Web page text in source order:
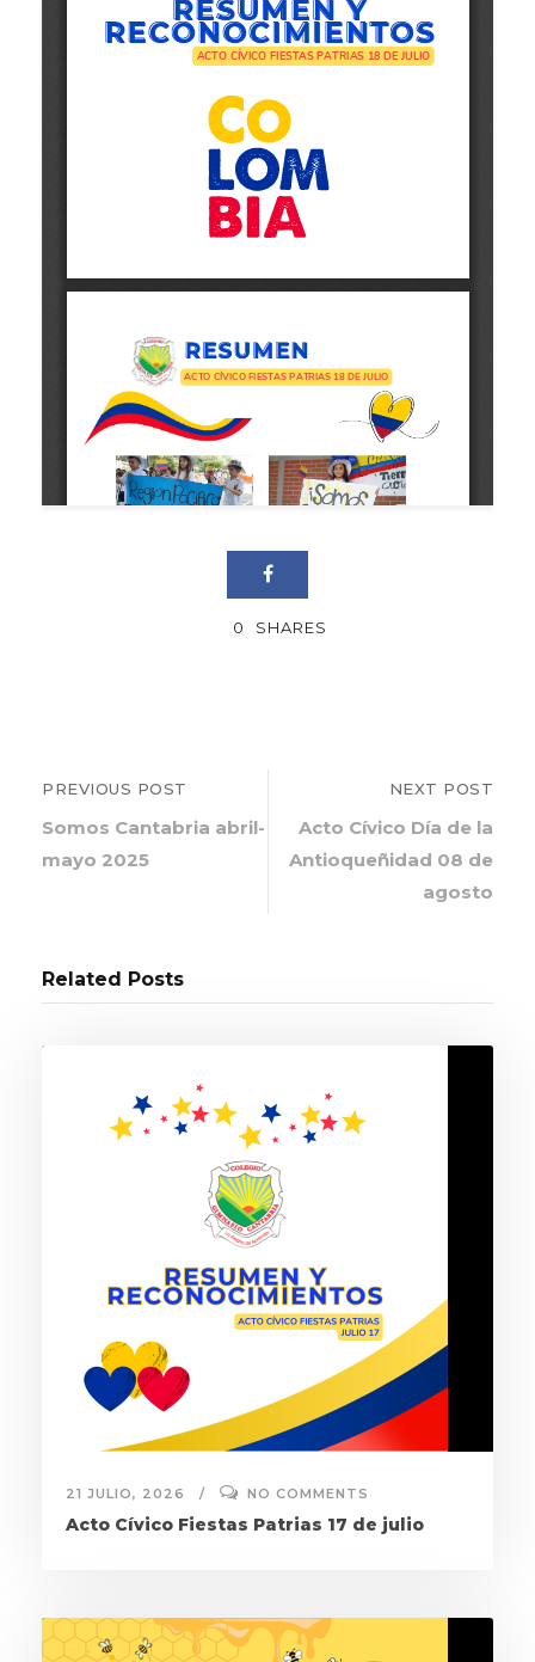
0 SHARES
PREVIOUS POST
Somos Cantabria abril-
mayo 2025
NEXT POST
Acto Cívico Día de la
Antioqueñidad 08 de
agosto
Related Posts
21 JULIO, 2026 NO COMMENTS
Acto Cívico Fiestas Patrias 17 de julio